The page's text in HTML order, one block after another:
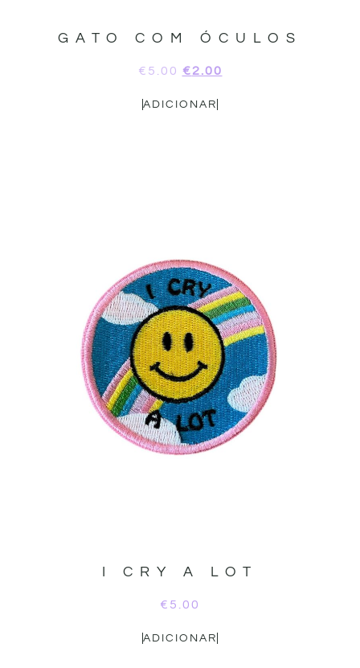
GATO COM ÓCULOS
€ 5.00 €2.00
ADICIONAR
I CRY A LOT
€ 5.00
ADICIONAR